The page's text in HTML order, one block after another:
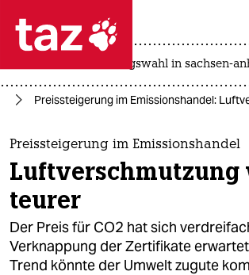
 taz zahl ich
taz zahl ich
themen
politik
öko
gesellschaft
landtagswahl in sachsen-
Preissteigerung im Emissionshandel:
Preissteigerung im Emissionshandel
Luftverschmutzung
teurer
Der Preis für CO2 hat sich
Verknappung der Zertifikate
Trend könnte der Umwelt zugute